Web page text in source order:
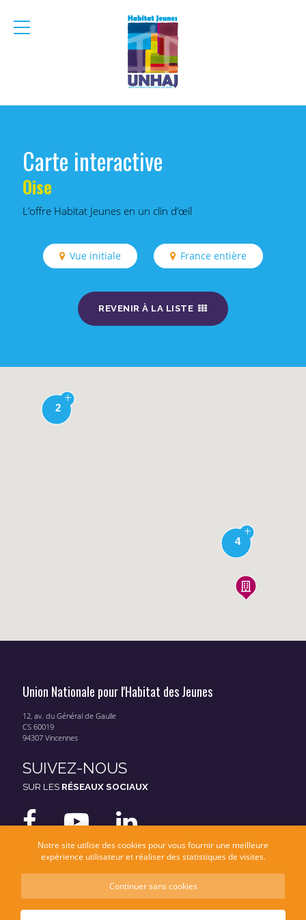
menu
Carte interactive
Oise
L’offre Habitat Jeunes en un clin d’œil
Vue initiale France entière
REVENIR À LA LISTE
2
4
Union Nationale pour l'Habitat des Jeunes
12, av. du Général de Gaulle
CS 60019
94307 Vincennes
SUIVEZ-NOUS
SUR LES RÉSEAUX SOCIAUX
Mentions légales
Notre site utilise des cookies pour vous fournir une meilleure
expérience utilisateur et réaliser des statistiques de visites.
Continuer sans cookies